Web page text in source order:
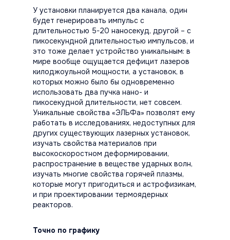
У установки планируется два канала, один
будет генерировать импульс с
длительностью 5-20 наносекуд, другой – с
пикосекундной длительностью импульсов, и
это тоже делает устройство уникальным: в
мире вообще ощущается дефицит лазеров
килоджоульной мощности, а установок, в
которых можно было бы одновременно
использовать два пучка нано- и
пикосекудной длительности, нет совсем.
Уникальные свойства «ЭЛЬФа» позволят ему
работать в исследованиях, недоступных для
других существующих лазерных установок,
изучать свойства материалов при
высокоскоростном деформировании,
распространение в веществе ударных волн,
изучать многие свойства горячей плазмы,
которые могут пригодиться и астрофизикам,
и при проектировании термоядерных
реакторов.
Точно по графику